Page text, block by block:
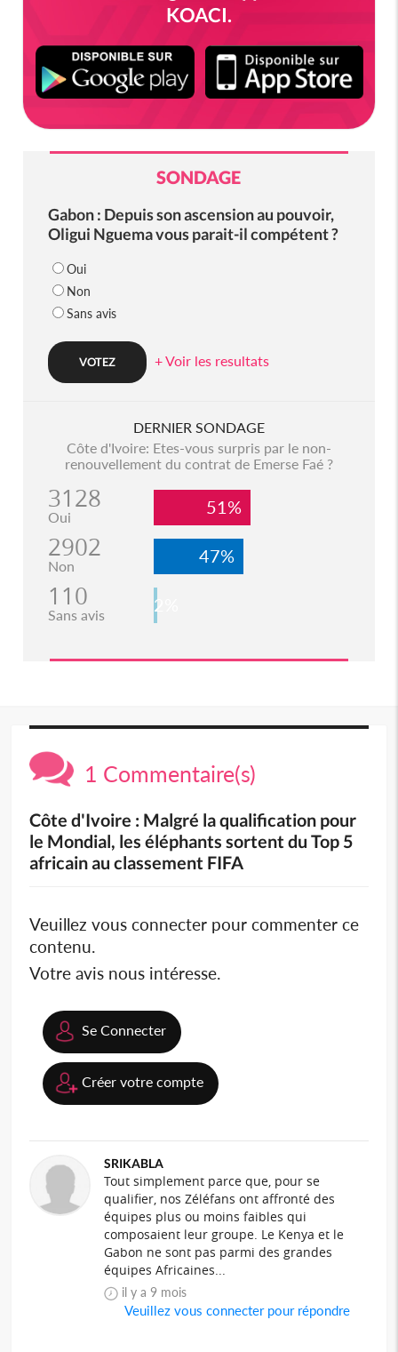
KOACI.
SONDAGE
Gabon : Depuis son ascension au pouvoir,
Oligui Nguema vous parait-il compétent ?
Oui
Non
Sans avis
+ Voir les resultats
DERNIER SONDAGE
Côte d'Ivoire: Etes-vous surpris par le non-
renouvellement du contrat de Emerse Faé ?
3128
Oui 51%
2902
Non 47%
110
Sans avis 2%
1 Commentaire(s)
Côte d'Ivoire : Malgré la qualification pour
le Mondial, les éléphants sortent du Top 5
africain au classement FIFA
Veuillez vous connecter pour commenter ce
contenu.
Votre avis nous intéresse.
Se Connecter
Créer votre compte
SRIKABLA
Tout simplement parce que, pour se
qualifier, nos Zéléfans ont affronté des
équipes plus ou moins faibles qui
composaient leur groupe. Le Kenya et le
Gabon ne sont pas parmi des grandes
équipes Africaines...
il y a 9 mois
Veuillez vous connecter pour répondre